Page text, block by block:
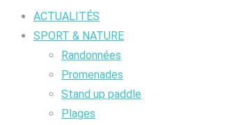
ACTUALITÉS
SPORT & NATURE
Randonnées
Promenades
Stand up paddle
Plages